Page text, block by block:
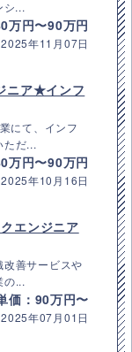
シ...
万円〜90万円
2025年11月07日
ニア★インフ
にて、インフ
ただ...
万円〜90万円
2025年10月16日
エンジニア
善サービスや
の...
価：90万円〜
2025年07月01日